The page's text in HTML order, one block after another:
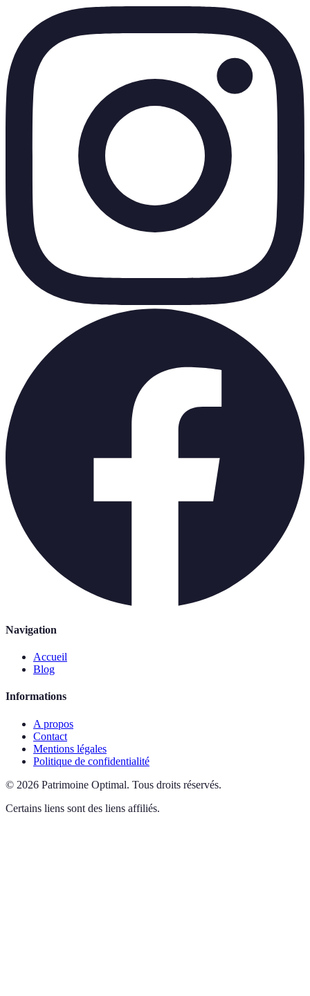
Navigation
Accueil
Blog
Informations
A propos
Contact
Mentions légales
Politique de confidentialité
© 2026 Patrimoine Optimal. Tous droits réservés.
Certains liens sont des liens affiliés.